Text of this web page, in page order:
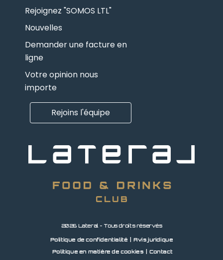
Rejoignez "SOMOS LTL"
Nouvelles
Demander une facture en
ligne
Votre opinion nous
importe
Rejoins l'équipe
2026 Lateral - Tous droits réservés
Politique de confidentialité
Avis juridique
Politique en matière de cookies
Contact